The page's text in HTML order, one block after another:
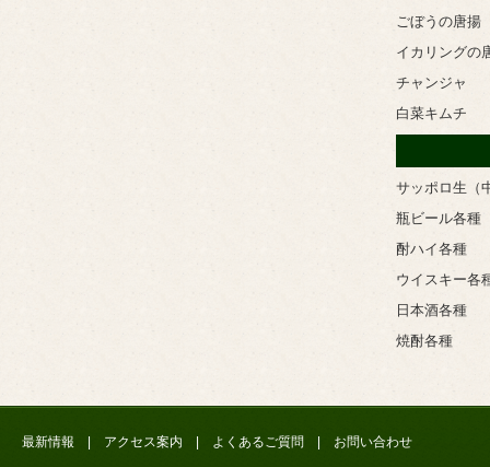
ごぼうの唐揚
イカリングの
チャンジャ
白菜キムチ
サッポロ生（
瓶ビール各種
酎ハイ各種
ウイスキー各
日本酒各種
焼酎各種
最新情報 アクセス案内 よくあるご質問 お問い合わせ